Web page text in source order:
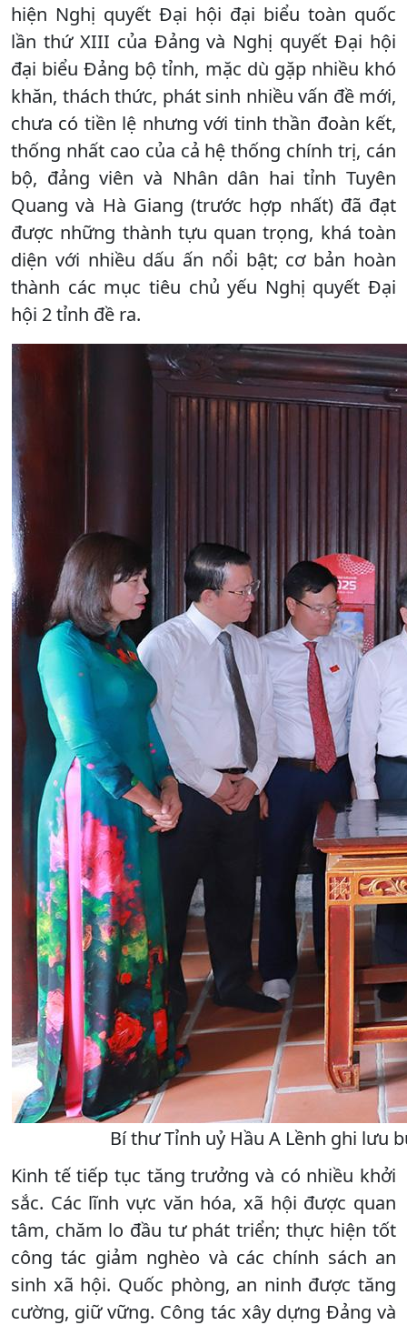
hiện Nghị quyết Đại hội đại biểu toàn quốc
lần thứ XIII của Đảng và Nghị quyết Đại hội
đại biểu Đảng bộ tỉnh, mặc dù gặp nhiều khó
khăn, thách thức, phát sinh nhiều vấn đề mới,
chưa có tiền lệ nhưng với tinh thần đoàn kết,
thống nhất cao của cả hệ thống chính trị, cán
bộ, đảng viên và Nhân dân hai tỉnh Tuyên
Quang và Hà Giang (trước hợp nhất) đã đạt
được những thành tựu quan trọng, khá toàn
diện với nhiều dấu ấn nổi bật; cơ bản hoàn
thành các mục tiêu chủ yếu Nghị quyết Đại
hội 2 tỉnh đề ra.
Bí thư Tỉnh uỷ Hầu A Lềnh ghi lưu
Kinh tế tiếp tục tăng trưởng và có nhiều khởi
sắc. Các lĩnh vực văn hóa, xã hội được quan
tâm, chăm lo đầu tư phát triển; thực hiện tốt
công tác giảm nghèo và các chính sách an
sinh xã hội. Quốc phòng, an ninh được tăng
cường, giữ vững. Công tác xây dựng Đảng và